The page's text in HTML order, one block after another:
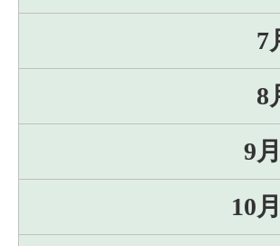
7
8
9
10